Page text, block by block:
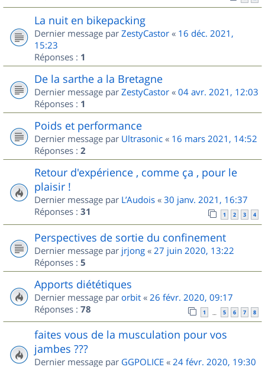
La nuit en bikepacking
Dernier message par ZestyCastor « 16 déc. 2021,
15:23
Réponses : 1
De la sarthe a la Bretagne
Dernier message par ZestyCastor « 04 avr. 2021, 12:03
Réponses : 1
Poids et performance
Dernier message par Ultrasonic « 16 mars 2021, 14:52
Réponses : 2
Retour d'expérience , comme ça , pour le
plaisir !
Dernier message par L’Audois « 30 janv. 2021, 16:37
Réponses : 31 1 2 3 4
Perspectives de sortie du confinement
Dernier message par jrjong « 27 juin 2020, 13:22
Réponses : 5
Apports diététiques
Dernier message par orbit « 26 févr. 2020, 09:17
Réponses : 78 1 … 5 6 7 8
faites vous de la musculation pour vos
jambes ???
Dernier message par GGPOLICE « 24 févr. 2020, 19:30